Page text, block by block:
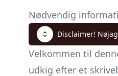
Nødvendig
Disclaimer!
Velkommen til
udkig efter et